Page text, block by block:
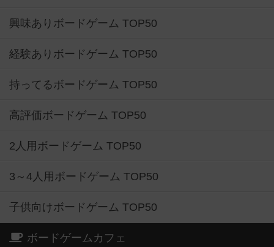
興味ありボードゲーム TOP50
経験ありボードゲーム TOP50
持ってるボードゲーム TOP50
高評価ボードゲーム TOP50
2人用ボードゲーム TOP50
3～4人用ボードゲーム TOP50
子供向けボードゲーム TOP50
ボードゲームカフェ